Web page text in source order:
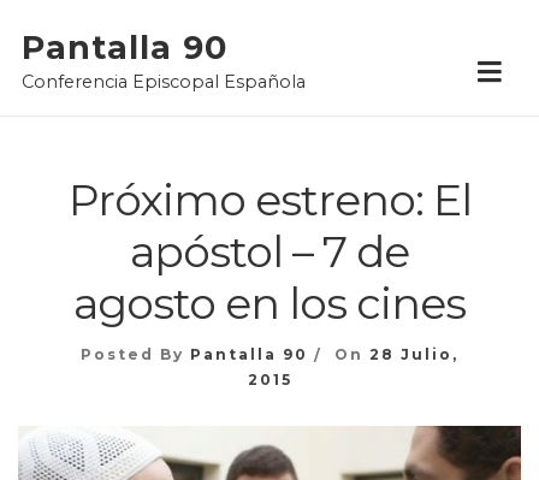
content
Pantalla 90
Conferencia Episcopal Española
Próximo estreno: El
apóstol – 7 de
agosto en los cines
Posted By Pantalla 90 On 28 Julio,
2015